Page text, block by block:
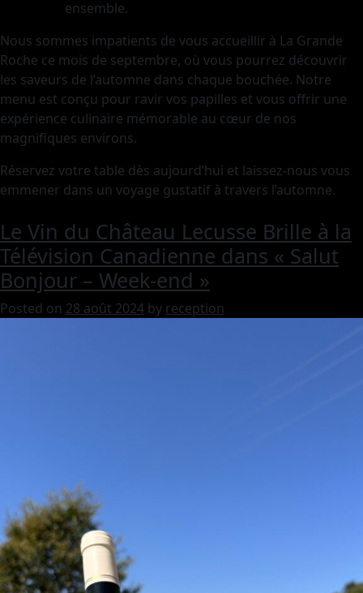
ensemble.
Nous sommes impatients de vous accueillir à La Grande
Roche ce mois de septembre, où vous pourrez découvrir
les saveurs de l’automne dans chaque bouchée. Notre
menu est conçu pour ravir vos papilles et vous offrir une
expérience culinaire mémorable au cœur de nos
magnifiques environs.
Réservez votre table dès aujourd’hui et laissez-nous vous
emmener dans un voyage gustatif à travers l’automne.
Le Vin du Château Lecusse Brille à la
Télévision Canadienne dans « Salut
Bonjour – Week-end »
Posted on 28 août 2024 by reception